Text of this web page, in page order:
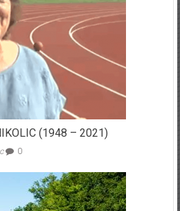
(1948 – 2021)
0